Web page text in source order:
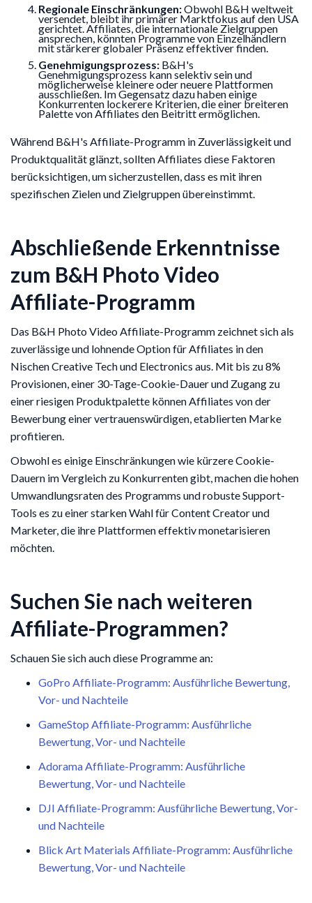
Regionale Einschränkungen:Obwohl B&H weltweit
versendet, bleibt ihr primärer Marktfokus auf den USA
gerichtet. Affiliates, die internationale Zielgruppen
ansprechen, könnten Programme von Einzelhändlern
mit stärkerer globaler Präsenz effektiver finden.
Genehmigungsprozess: B&H's
Genehmigungsprozess kann selektiv sein und
möglicherweise kleinere oder neuere Plattformen
ausschließen. Im Gegensatz dazu haben einige
Konkurrenten lockerere Kriterien, die einer breiteren
Palette von Affiliates den Beitritt ermöglichen.
Während B&H's Affiliate-Programm in Zuverlässigkeit und
Produktqualität glänzt, sollten Affiliates diese Faktoren
berücksichtigen, um sicherzustellen, dass es mit ihren
spezifischen Zielen und Zielgruppen übereinstimmt.
Abschließende Erkenntnisse
zum B&H Photo Video
Affiliate-Programm
Das B&H Photo Video Affiliate-Programm zeichnet sich als
zuverlässige und lohnende Option für Affiliates in den
Nischen Creative Tech und Electronics aus. Mit bis zu 8%
Provisionen, einer 30-Tage-Cookie-Dauer und Zugang zu
einer riesigen Produktpalette können Affiliates von der
Bewerbung einer vertrauenswürdigen, etablierten Marke
profitieren.
Obwohl es einige Einschränkungen wie kürzere Cookie-
Dauern im Vergleich zu Konkurrenten gibt, machen die hohen
Umwandlungsraten des Programms und robuste Support-
Tools es zu einer starken Wahl für Content Creator und
Marketer, die ihre Plattformen effektiv monetarisieren
möchten.
Suchen Sie nach weiteren
Affiliate-Programmen?
Schauen Sie sich auch diese Programme an:
GoPro Affiliate-Programm: Ausführliche Bewertung,
Vor- und Nachteile
GameStop Affiliate-Programm: Ausführliche
Bewertung, Vor- und Nachteile
Adorama Affiliate-Programm: Ausführliche
Bewertung, Vor- und Nachteile
DJI Affiliate-Programm: Ausführliche Bewertung, Vor-
und Nachteile
Blick Art Materials Affiliate-Programm: Ausführliche
Bewertung, Vor- und Nachteile